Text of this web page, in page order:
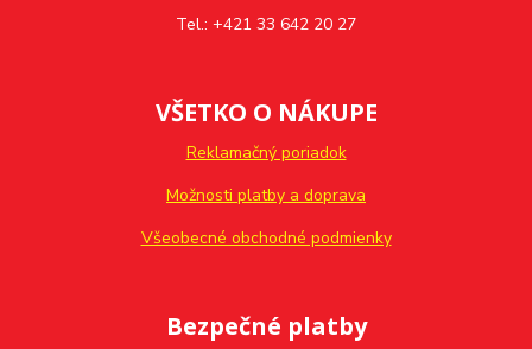
Tel.: +421 33 642 20 27
VŠETKO O NÁKUPE
Reklamačný poriadok
Možnosti platby a doprava
Všeobecné obchodné podmienky
Bezpečné platby